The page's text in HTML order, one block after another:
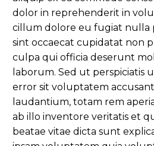
dolor in reprehenderit in
cillum dolore eu fugiat nulla
sint occaecat cupidatat non
culpa qui officia deserunt
laborum. Sed ut perspiciatis
error sit voluptatem
laudantium, totam rem
ab illo inventore veritatis et
beatae vitae dicta sunt